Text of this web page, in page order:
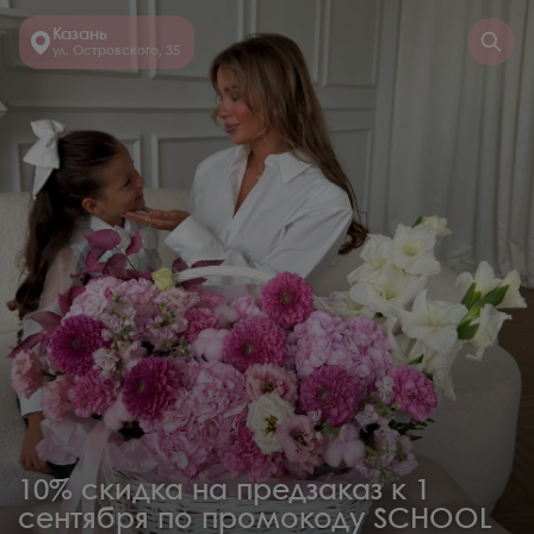
Казань
ул. Островского, 35
10% скидка на предзаказ к 1
сентября по промокоду SCHOOL